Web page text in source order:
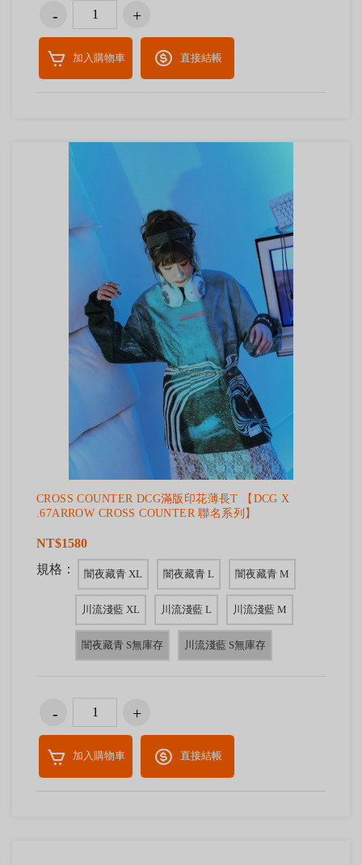
加入購物車 直接結帳
CROSS COUNTER DCG滿版印花薄長T 【DCG X
.67ARROW CROSS COUNTER 聯名系列】
NT$1580
規格：
闇夜藏青 XL 闇夜藏青 L 闇夜藏青 M
川流淺藍 XL 川流淺藍 L 川流淺藍 M
闇夜藏青 S無庫存 川流淺藍 S無庫存
加入購物車 直接結帳